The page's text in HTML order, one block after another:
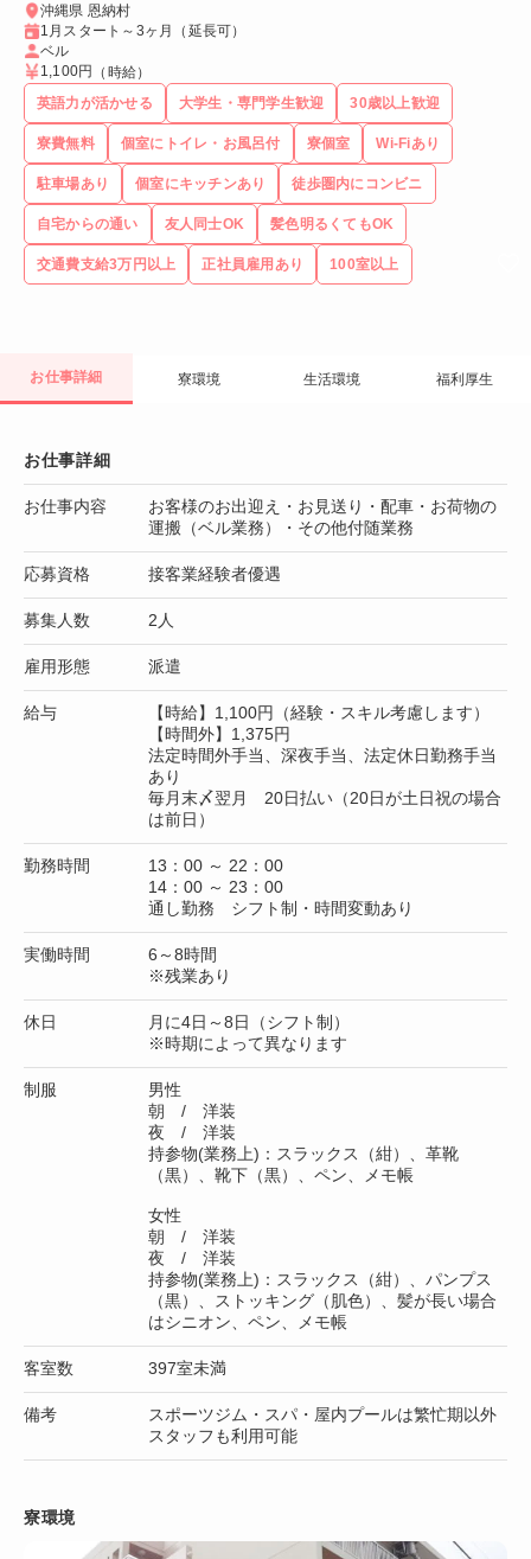
沖縄県 恩納村
1月スタート～3ヶ月（延長可）
ベル
1,100円
（時給）
英語力が活かせる
大学生・専門学生歓迎 30歳以上歓迎
寮費無料 個室にトイレ・お風呂付 寮個室 Wi-Fiあり
駐車場あり 個室にキッチンあり 徒歩圏内にコンビニ
自宅からの通い 友人同士OK 髪色明るくてもOK
交通費支給3万円以上 正社員雇用あり 100室以上
お仕事詳細 寮環境 生活環境 福利厚生
お仕事詳細
お仕事内容
お客様のお出迎え・お見送り・配車・お荷物の
運搬（ベル業務）・その他付随業務
応募資格 接客業経験者優遇
募集人数 2人
雇用形態 派遣
給与
【時給】1,100円（経験・スキル考慮します）
【時間外】1,375円
法定時間外手当、深夜手当、法定休日勤務手当
あり
毎月末〆翌月 20日払い（20日が土日祝の場合
は前日）
勤務時間
13：00 ～ 22：00
14：00 ～ 23：00
通し勤務 シフト制・時間変動あり
実働時間
6～8時間
※残業あり
休日
月に4日～8日（シフト制）
※時期によって異なります
制服
男性
朝 / 洋装
夜 / 洋装
持参物(業務上)：スラックス（紺）、革靴
（黒）、靴下（黒）、ペン、メモ帳
女性
朝 / 洋装
夜 / 洋装
持参物(業務上)：スラックス（紺）、パンプス
（黒）、ストッキング（肌色）、髪が長い場合
はシニオン、ペン、メモ帳
客室数 397室未満
備考
スポーツジム・スパ・屋内プールは繁忙期以外
スタッフも利用可能
寮環境